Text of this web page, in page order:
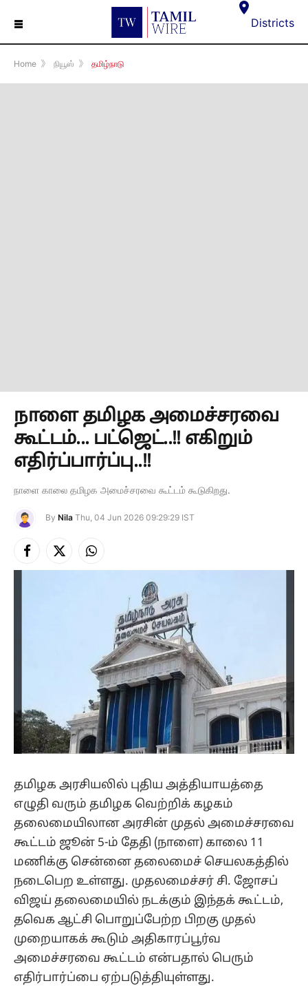
☰ Districts
Home 》 நியூஸ் 》 தமிழ்நாடு
நாளை தமிழக அமைச்சரவை
கூட்டம்... பட்ஜெட்..!! எகிறும்
எதிர்ப்பார்ப்பு..!!
நாளை காலை தமிழக அமைச்சரவை கூட்டம் கூடுகிறது.
By Nila Thu, 04 Jun 2026 09:29:29 IST
Facebook
X
(Twitter)
Instagram
தமிழக அரசியலில் புதிய அத்தியாயத்தை
எழுதி வரும் தமிழக வெற்றிக் கழகம்
தலைமையிலான அரசின் முதல் அமைச்சரவை
கூட்டம் ஜூன் 5-ம் தேதி (நாளை) காலை 11
மணிக்கு சென்னை தலைமைச் செயலகத்தில்
நடைபெற உள்ளது. முதலமைச்சர் சி. ஜோசப்
விஜய் தலைமையில் நடக்கும் இந்தக் கூட்டம்,
தவெக ஆட்சி பொறுப்பேற்ற பிறகு முதல்
முறையாகக் கூடும் அதிகாரப்பூர்வ
அமைச்சரவை கூட்டம் என்பதால் பெரும்
எதிர்பார்ப்பை ஏற்படுத்தியுள்ளது.